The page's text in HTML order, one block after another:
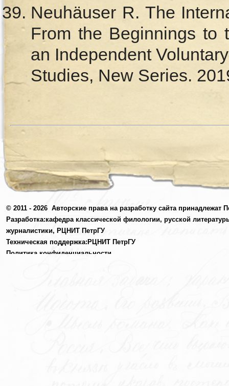
Neuhäuser R. The
From the Beginnings to
an Independent
Studies, New Series.
© 2011 - 2026 Авторские права на разработку сайта принадлежат
Разработка:кафедра классической филологии, русской
журналистики, РЦНИТ ПетрГУ
Техническая поддержка: РЦНИТ ПетрГУ
Политика конфиденциальности